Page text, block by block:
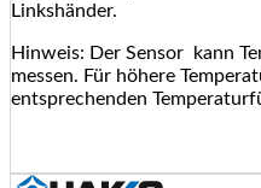
Linkshänder.
Hinweis: Der Sensor kann
messen. Für höhere
entsprechenden